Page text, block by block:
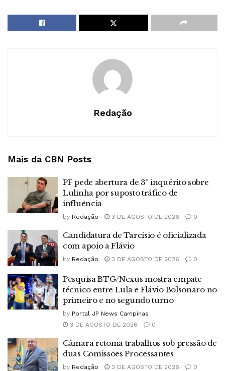
Redação
Mais da CBN Posts
PF pede abertura de 3º inquérito sobre
Lulinha por suposto tráfico de
influência
by Redação 3 DE AGOSTO DE 2026 0
Candidatura de Tarcísio é oficializada
com apoio a Flávio
by Redação 3 DE AGOSTO DE 2026 0
Pesquisa BTG/Nexus mostra empate
técnico entre Lula e Flávio Bolsonaro no
primeiro e no segundo turno
by Portal JP News Campinas
3 DE AGOSTO DE 2026
0
Câmara retoma trabalhos sob pressão de
duas Comissões Processantes
by Redação 3 DE AGOSTO DE 2026 0